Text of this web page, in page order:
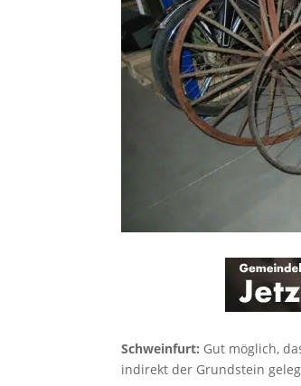
Schweinfurt: Gut möglich,
indirekt der Grundstein